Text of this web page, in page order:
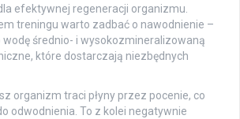
efektywnej regeneracji organizmu.
treningu warto zadbać o nawodnienie –
wodę średnio- i wysokozmineralizowaną
które dostarczają niezbędnych
organizm traci płyny przez pocenie, co
odwodnienia. To z kolei negatywnie